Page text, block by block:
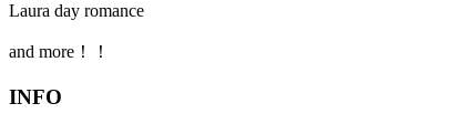
Laura day romance
and more！！
INFO